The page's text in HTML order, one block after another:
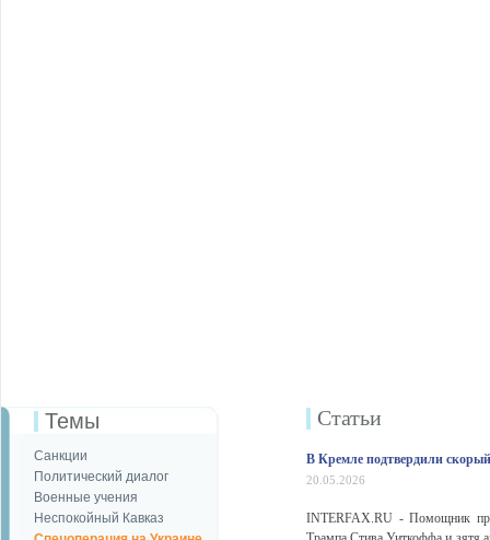
Темы
Санкции
Политический диалог
Военные учения
Неспокойный Кавказ
Статьи
В Кремле подтвердили
20.05.2026
INTERFAX.RU - Помощник